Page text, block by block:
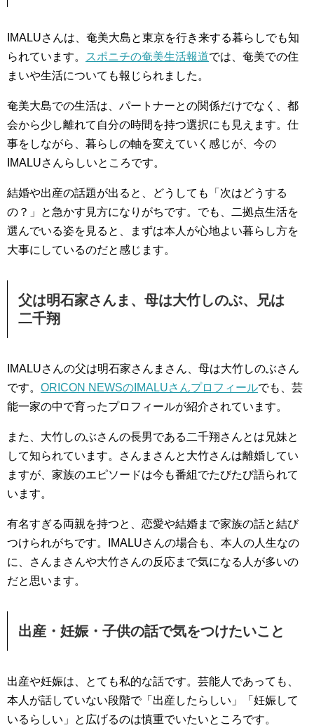
IMALUさんは、奄美大島と東京を行き来する暮らしでも知
られています。 スポニチの奄美生活報道では、奄美での住
まいや生活についても報じられました。
奄美大島での生活は、パートナーとの関係だけでなく、都
会から少し離れて自分の時間を持つ選択にも見えます。仕
事をしながら、暮らしの軸を変えていく感じが、今の
IMALUさんらしいところです。
結婚や出産の話題が出ると、どうしても「次はどうする
の？」と急かす見方になりがちです。でも、二拠点生活を
選んでいる姿を見ると、まずは本人が心地よい暮らし方を
大事にしているのだと感じます。
父は明石家さんま、母は大竹しのぶ、兄は
二千翔
IMALUさんの父は明石家さんまさん、母は大竹しのぶさん
です。 ORICON NEWSのIMALUさんプロフィールでも、芸
能一家の中で育ったプロフィールが紹介されています。
また、大竹しのぶさんの長男である二千翔さんとは兄妹と
して知られています。さんまさんと大竹さんは離婚してい
ますが、家族のエピソードは今も番組でたびたび語られて
います。
有名すぎる両親を持つと、恋愛や結婚まで家族の話と結び
つけられがちです。IMALUさんの場合も、本人の人生なの
に、さんまさんや大竹さんの反応まで気になる人が多いの
だと思います。
出産・妊娠・子供の話で気をつけたいこと
出産や妊娠は、とても私的な話です。芸能人であっても、
本人が話していない段階で「出産したらしい」「妊娠して
いるらしい」と広げるのは慎重でいたいところです。